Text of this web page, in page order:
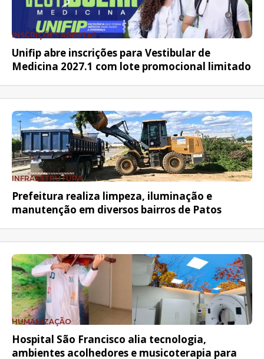
INSCRIÇÕES ABERTAS
Unifip abre inscrições para Vestibular de
Medicina 2027.1 com lote promocional limitado
INFRAESTRUTURA
Prefeitura realiza limpeza, iluminação e
manutenção em diversos bairros de Patos
HUMANIZAÇÃO
Hospital São Francisco alia tecnologia,
ambientes acolhedores e musicoterapia para